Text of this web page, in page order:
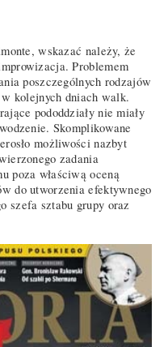
wskazać należy, że
Problemem
poszczególnych rodzajów
kolejnych dniach walk.
pododdziały nie miały
Skomplikowane
możliwości nazbyt
zadania
poza właściwą oceną
do utworzenia efektywnego
szefa sztabu grupy oraz